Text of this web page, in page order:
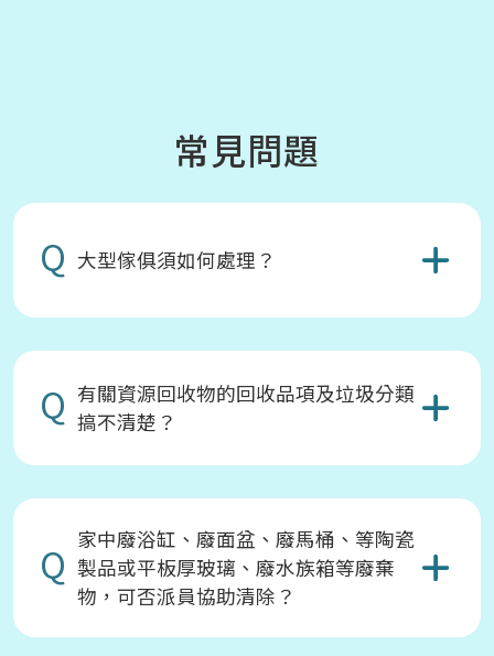
常見問題
Q 大型傢俱須如何處理？
Q 有關資源回收物的回收品項及垃圾分類
搞不清楚？
Q 家中廢浴缸、廢面盆、廢馬桶、等陶瓷
製品或平板厚玻璃、廢水族箱等廢棄
物，可否派員協助清除？